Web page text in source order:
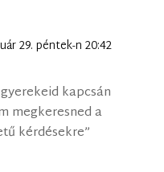
29. péntek-n 20:42
kapcsán
megkeresned a
kérdésekre”